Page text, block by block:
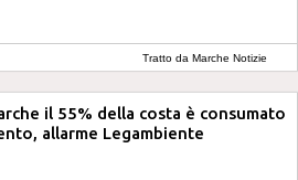
Tratto da Marche Notizie
il 55% della costa è consumato
allarme Legambiente